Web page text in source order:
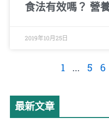
食法有效嗎？ 營
2019年10月25日
1 ... 5 6
最新文章